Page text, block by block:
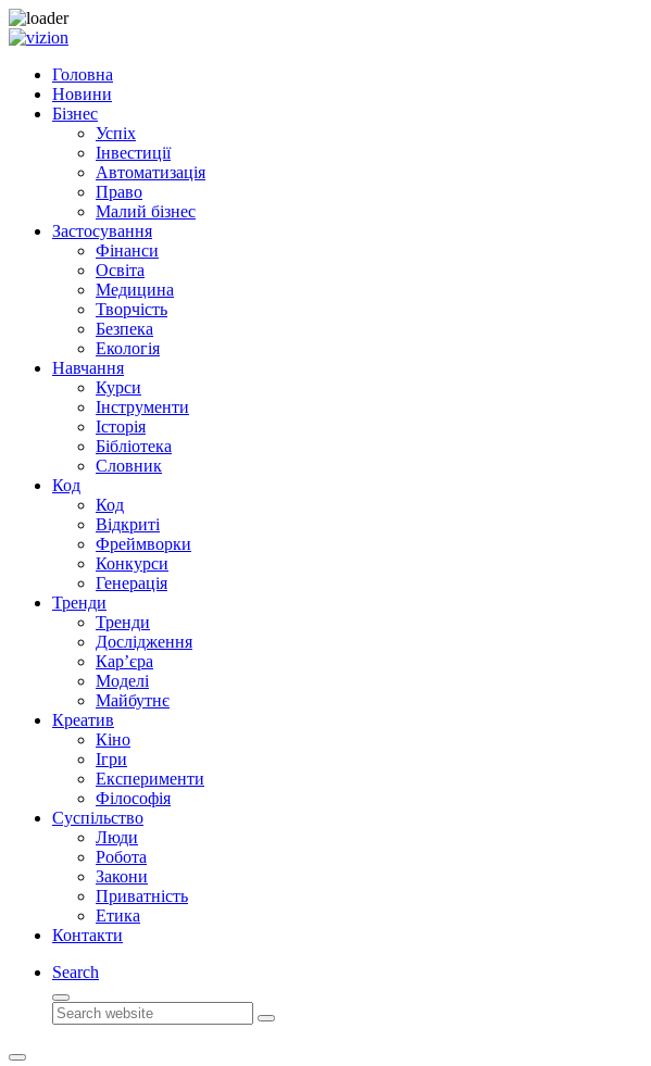
Skip
contentГоловна
Новини
Бізнес
Успіх
Інвестиції
Автоматизація
Право
Малий бізнес
Застосування
Фінанси
Освіта
Медицина
Творчість
Безпека
Екологія
Навчання
Курси
Інструменти
Історія
Бібліотека
Словник
Код
Код
Відкриті
Фреймворки
Конкурси
Генерація
Тренди
Тренди
Дослідження
Кар’єра
Моделі
Майбутнє
Креатив
Кіно
Ігри
Експерименти
Філософія
Суспільство
Люди
Робота
Закони
Приватність
Етика
Контакти
Search
Search